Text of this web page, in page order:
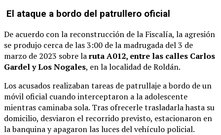
El ataque a bordo del patrullero oficial
De acuerdo con la reconstrucción de la Fiscalía, la agresión
se produjo cerca de las 3:00 de la madrugada del 3 de
marzo de 2023 sobre laruta A012, entre las calles Carlos
Gardel y Los Nogales, en la localidad de Roldán.
Los acusados realizaban tareas de patrullaje a bordo de un
móvil oficial cuando interceptaron a la adolescente
mientras caminaba sola. Tras ofrecerle trasladarla hasta su
domicilio, desviaron el recorrido previsto, estacionaron en
la banquina y apagaron las luces del vehículo policial.